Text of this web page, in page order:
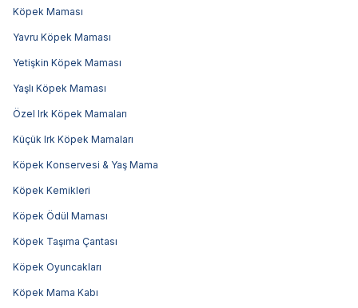
Köpek Maması
Yavru Köpek Maması
Yetişkin Köpek Maması
Yaşlı Köpek Maması
Özel Irk Köpek Mamaları
Küçük Irk Köpek Mamaları
Köpek Konservesi & Yaş Mama
Köpek Kemikleri
Köpek Ödül Maması
Köpek Taşıma Çantası
Köpek Oyuncakları
Köpek Mama Kabı